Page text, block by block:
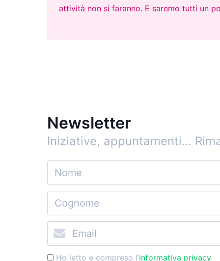
attività non si faranno. E saremo tutti un
Newsletter
Iniziative, appuntamenti…
Ho letto e compreso l’informativa privacy